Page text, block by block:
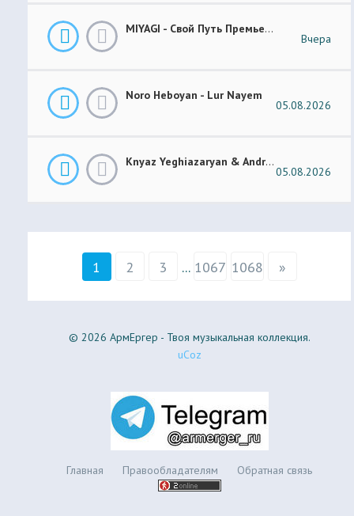
MIYAGI - Свой Путь Премьера 2026
Вчера
Noro Heboyan - Lur Nayem
05.08.2026
Knyaz Yeghiazaryan & Andranik Sirakanyan - Arevi Pes New 2026
05.08.2026
1 2 3 ... 1067 1068 »
© 2026 АрмЕргер - Твоя музыкальная коллекция.
uCoz
Главная Правообладателям Обратная связь